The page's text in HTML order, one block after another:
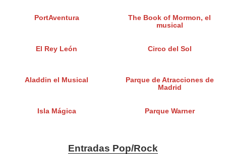
PortAventura
The Book of Mormon, el
musical
El Rey León Circo del Sol
Aladdin el Musical
Parque de Atracciones de
Madrid
Isla Mágica Parque Warner
Entradas Pop/Rock